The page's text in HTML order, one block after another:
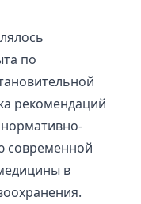
по
рекомендаций
современной
в